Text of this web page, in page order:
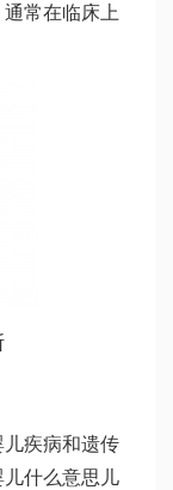
常在临床上
儿疾病和遗传
儿什么意思 儿